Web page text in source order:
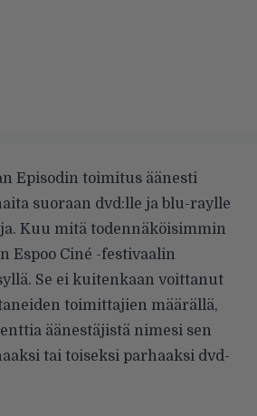
Episodin toimitus äänesti
suoraan dvd:lle ja blu-raylle
Kuu mitä todennäköisimmin
Espoo Ciné -festivaalin
Se ei kuitenkaan voittanut
toimittajien määrällä,
äänestäjistä nimesi sen
tai toiseksi parhaaksi dvd-